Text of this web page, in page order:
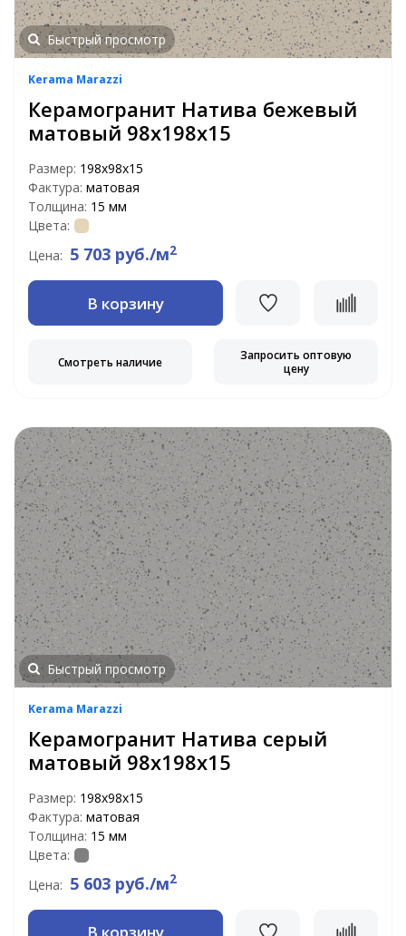
Быстрый просмотр
Kerama Marazzi
Керамогранит Натива бежевый
матовый 98x198x15
Размер: 198x98x15
Фактура: матовая
Толщина: 15 мм
Цвета:
Цена: 5 703 руб./м2
В корзину
Смотреть наличие
Запросить оптовую
цену
Быстрый просмотр
Kerama Marazzi
Керамогранит Натива серый
матовый 98x198x15
Размер: 198x98x15
Фактура: матовая
Толщина: 15 мм
Цвета:
Цена: 5 603 руб./м2